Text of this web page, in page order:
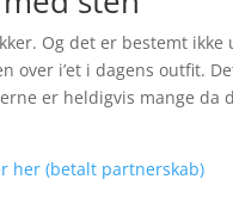
Og det er bestemt
i’et i dagens outfit.
er heldigvis mange
her (betalt partnerskab)